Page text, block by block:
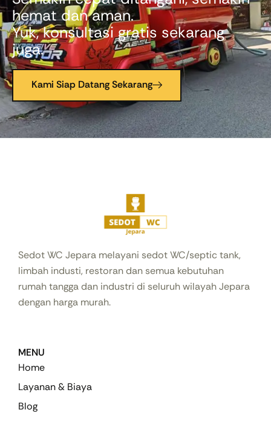
hemat dan aman.
Yuk, konsultasi gratis sekarang
juga.
Kami Siap Datang Sekarang
Sedot WC Jepara melayani sedot WC/septic tank,
limbah industi, restoran dan semua kebutuhan
rumah tangga dan industri di seluruh wilayah Jepara
dengan harga murah.
MENU
Home
Layanan & Biaya
Blog